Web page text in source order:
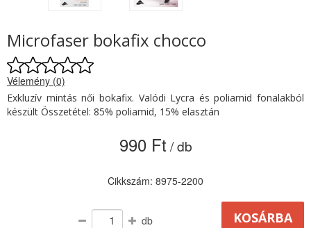
Microfaser bokafix chocco
Vélemény (0)
Exkluzív mintás női bokafix. Valódi Lycra és poliamid fonalakból
készült Összetétel: 85% poliamid, 15% elasztán
990 Ft / db
Cikkszám: 8975-2200
db